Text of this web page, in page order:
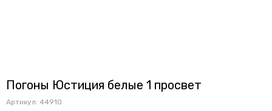
Погоны Юстиция белые 1 просвет
Артикул: 44910